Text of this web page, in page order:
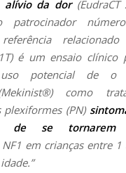
alívio da dor
patrocinador número
é um ensaio clínico
potencial de o
como
(PN)
de se tornarem
em crianças entre